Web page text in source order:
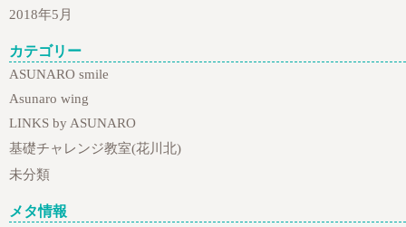
2018年5月
カテゴリー
ASUNARO smile
Asunaro wing
LINKS by ASUNARO
基礎チャレンジ教室(花川北)
未分類
メタ情報